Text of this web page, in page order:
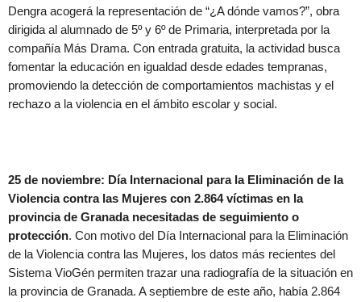
Dengra acogerá la representación de “¿A dónde vamos?”, obra
dirigida al alumnado de 5º y 6º de Primaria, interpretada por la
compañía Más Drama. Con entrada gratuita, la actividad busca
fomentar la educación en igualdad desde edades tempranas,
promoviendo la detección de comportamientos machistas y el
rechazo a la violencia en el ámbito escolar y social.
25 de noviembre: Día Internacional para la Eliminación de la
Violencia contra las Mujeres con 2.864 víctimas en la
provincia de Granada necesitadas de seguimiento o
protección. Con motivo del Día Internacional para la Eliminación
de la Violencia contra las Mujeres, los datos más recientes del
Sistema VioGén permiten trazar una radiografía de la situación en
la provincia de Granada. A septiembre de este año, había 2.864